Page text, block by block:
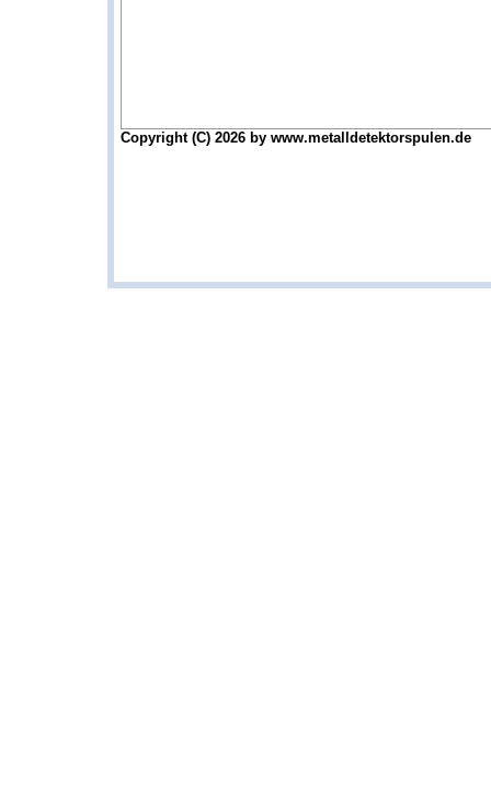
Copyright (C) 2026 by www.metalldetektorspulen.de